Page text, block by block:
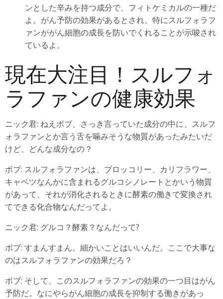
ンとした辛みを持つ成分で、フィトケミカルの一種だ
よ。がん予防の効果があるとされ、特にスルフォラフ
ァンががん細胞の成長を防いでくれることが示唆され
ているよ。
現在大注目！スルフォ
ラファンの健康効果
ニック君: ねえボブ、さっき言っていた成分の中に、スルフ
ォラファンとか言う舌を噛みそうな物質があったみたいだ
けど、どんな成分なの？
ボブ: スルフォラファンは、ブロッコリー、カリフラワー、
キャベツなんかに含まれるグルコシノレートとかいう物質
があって、それが消化されるときに酵素の働きで変換され
てできる化合物なんだってよ。
ニック君: グルコ？酵素？なんだって?
ボブ: すまんすまん。細かいことはいいんだ。ここで大事な
のはスルフォラファンの効果だろ？
ボブ: そして、このスルフォラファンの効果の一つ目はがん
予防だ。なにやらがん細胞の成長を抑制する働きがあっ